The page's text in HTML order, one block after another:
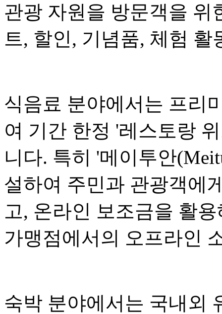
관광 자원을 방문객을 위
트, 할인, 기념품, 체험
식음료 분야에서는 프리
여 기간 한정 '레스토랑
니다. 특히 '메이투안
설하여 주민과 관광객에
고, 온라인 보조금을 활
가맹점에서의 오프라인
숙박 분야에서는 국내외